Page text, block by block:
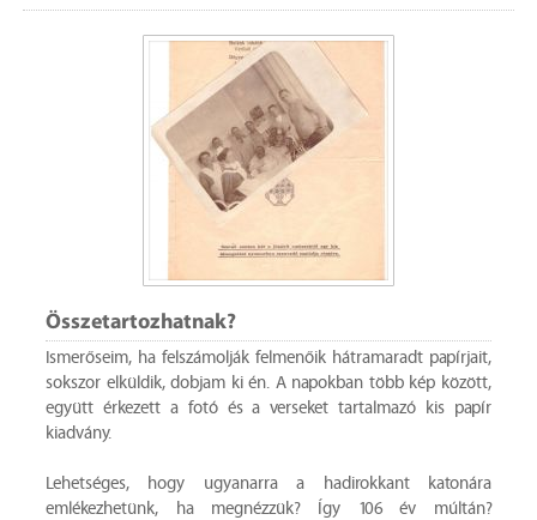
Összetartozhatnak?
Ismerőseim, ha felszámolják felmenőik hátramaradt papírjait,
sokszor elküldik, dobjam ki én. A napokban több kép között,
együtt érkezett a fotó és a verseket tartalmazó kis papír
kiadvány.
Lehetséges, hogy ugyanarra a hadirokkant katonára
emlékezhetünk, ha megnézzük? Így 106 év múltán?